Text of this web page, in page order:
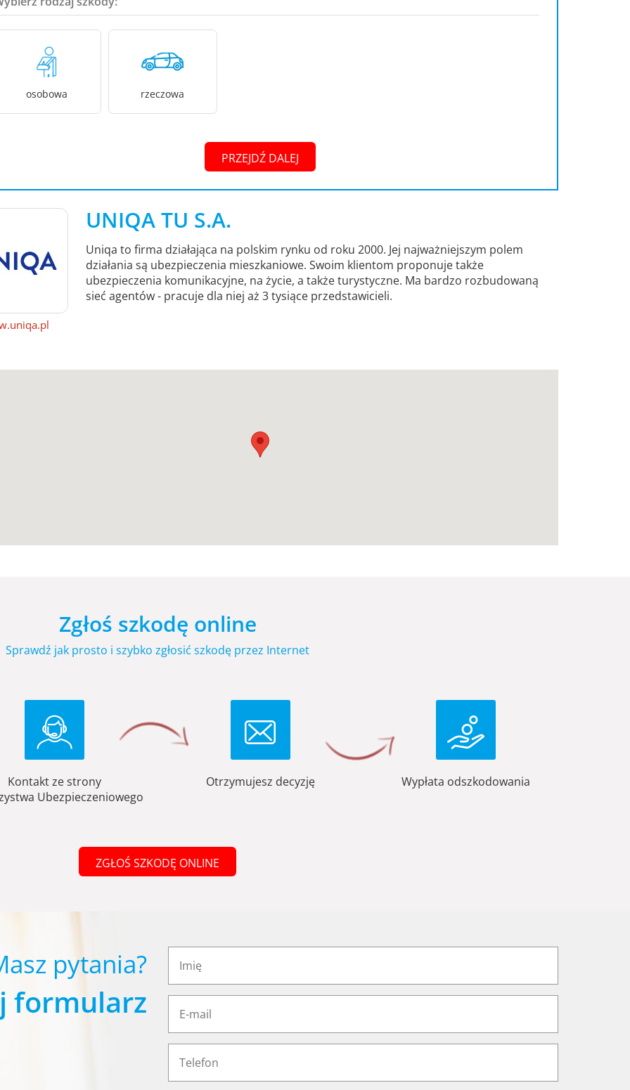
osobowa rzeczowa
PRZEJDŹ DALEJ
UNIQA TU S.A.
Uniqa to firma działająca na polskim rynku od roku 2000. Jej najważniejszym polem
działania są ubezpieczenia mieszkaniowe. Swoim klientom proponuje także
ubezpieczenia komunikacyjne, na życie, a także turystyczne. Ma bardzo rozbudowaną
sieć agentów - pracuje dla niej aż 3 tysiące przedstawicieli.
Zgłoś szkodę online
Sprawdź jak prosto i szybko zgłosić szkodę przez Internet
Kontakt ze strony
Ubezpieczeniowego
Otrzymujesz decyzję Wypłata odszkodowania
ZGŁOŚ SZKODĘ ONLINE
pytania?
formularz